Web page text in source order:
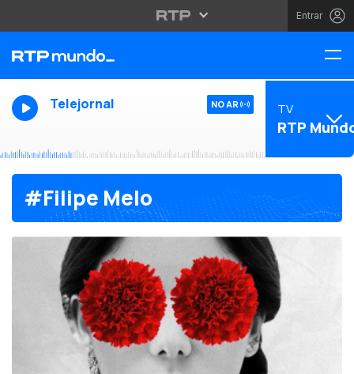
Entrar
Telejornal NO AR TV
RTP
#Filipe Melo